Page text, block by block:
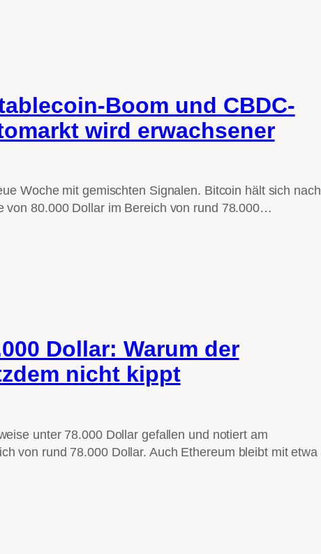
Boom und CBDC-
wird erwachsener
Woche mit gemischten Signalen. Bitcoin hält sich nach
von 80.000 Dollar im Bereich von rund 78.000…
Dollar: Warum der
nicht kippt
unter 78.000 Dollar gefallen und notiert am
von rund 78.000 Dollar. Auch Ethereum bleibt mit etwa